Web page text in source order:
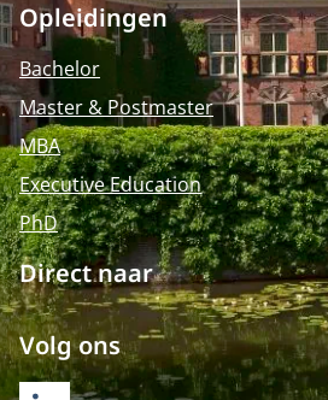
Opleidingen
Bachelor
Master & Postmaster
MBA
Executive Education
PhD
Direct naar
Volg ons